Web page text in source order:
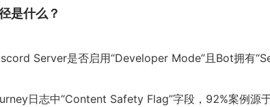
是什么？
Server是否启用“Developer Mode”且Bot拥有
日志中“Content Safety Flag”字段，92%案例源